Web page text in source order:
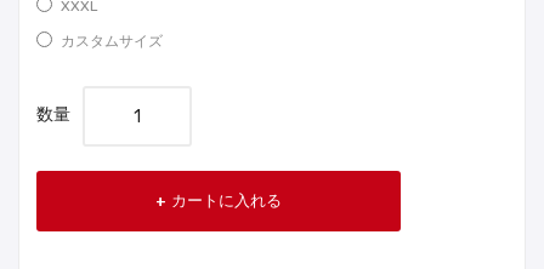
XXXL
カスタムサイズ
数量
カートに入れる